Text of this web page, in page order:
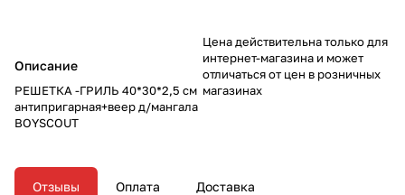
Описание
РЕШЕТКА -ГРИЛЬ 40*30*2,5 см
антипригарная+веер д/мангала
BOYSCOUT
Цена действительна только для
интернет-магазина и может
отличаться от цен в розничных
магазинах
Отзывы Оплата Доставка